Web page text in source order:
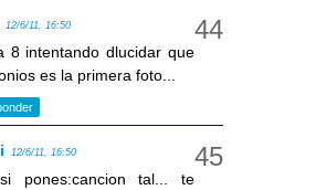
12/6/11, 16:50
8 intentando dlucidar que
es la primera foto...
12/6/11, 16:50
pones:cancion tal... te